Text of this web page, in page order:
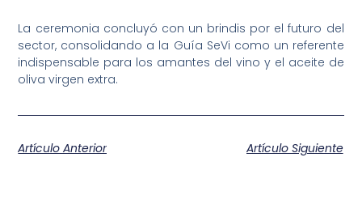
La ceremonia concluyó con un brindis por el futuro del
sector, consolidando a la Guía SeVi como un referente
indispensable para los amantes del vino y el aceite de
oliva virgen extra.
Artículo Anterior Artículo Siguiente